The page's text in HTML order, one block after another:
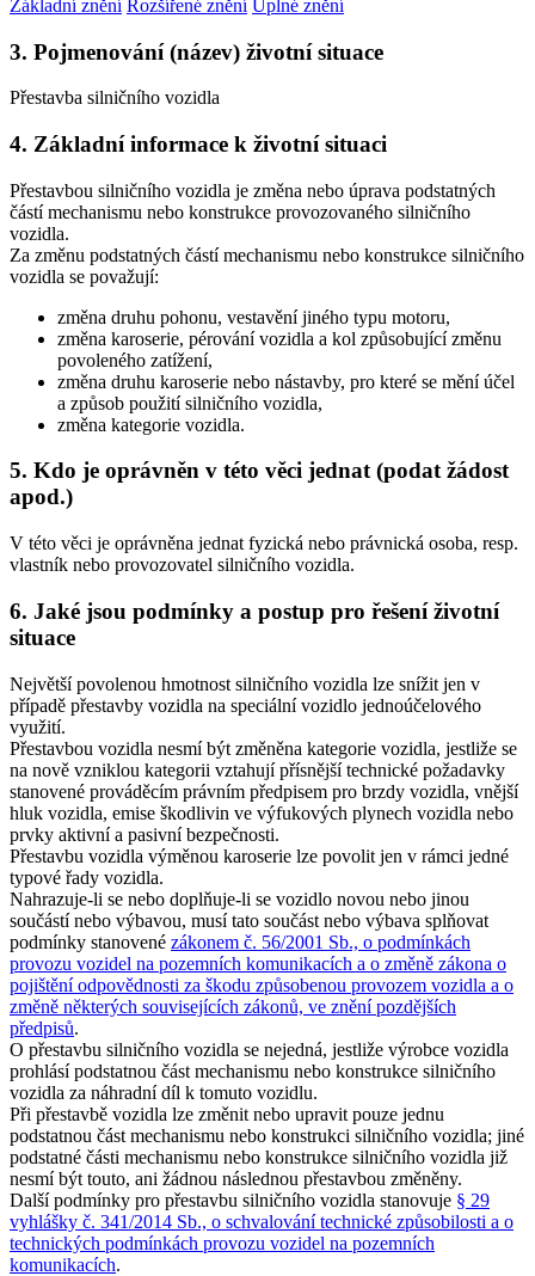
Základní znění Rozšířené znění Úplné znění
3. Pojmenování (název) životní situace
Přestavba silničního vozidla
4. Základní informace k životní situaci
Přestavbou silničního vozidla je změna nebo úprava podstatných
částí mechanismu nebo konstrukce provozovaného silničního
vozidla.
Za změnu podstatných částí mechanismu nebo konstrukce silničního
vozidla se považují:
změna druhu pohonu, vestavění jiného typu motoru,
změna karoserie, pérování vozidla a kol způsobující změnu
povoleného zatížení,
změna druhu karoserie nebo nástavby, pro které se mění účel
a způsob použití silničního vozidla,
změna kategorie vozidla.
5. Kdo je oprávněn v této věci jednat (podat žádost
apod.)
V této věci je oprávněna jednat fyzická nebo právnická osoba, resp.
vlastník nebo provozovatel silničního vozidla.
6. Jaké jsou podmínky a postup pro řešení životní
situace
Největší povolenou hmotnost silničního vozidla lze snížit jen v
případě přestavby vozidla na speciální vozidlo jednoúčelového
využití.
Přestavbou vozidla nesmí být změněna kategorie vozidla, jestliže se
na nově vzniklou kategorii vztahují přísnější technické požadavky
stanovené prováděcím právním předpisem pro brzdy vozidla, vnější
hluk vozidla, emise škodlivin ve výfukových plynech vozidla nebo
prvky aktivní a pasivní bezpečnosti.
Přestavbu vozidla výměnou karoserie lze povolit jen v rámci jedné
typové řady vozidla.
Nahrazuje-li se nebo doplňuje-li se vozidlo novou nebo jinou
součástí nebo výbavou, musí tato součást nebo výbava splňovat
podmínky stanovené zákonem č. 56/2001 Sb., o podmínkách
provozu vozidel na pozemních komunikacích a o změně zákona o
pojištění odpovědnosti za škodu způsobenou provozem vozidla a o
změně některých souvisejících zákonů, ve znění pozdějších
předpisů.
O přestavbu silničního vozidla se nejedná, jestliže výrobce vozidla
prohlásí podstatnou část mechanismu nebo konstrukce silničního
vozidla za náhradní díl k tomuto vozidlu.
Při přestavbě vozidla lze změnit nebo upravit pouze jednu
podstatnou část mechanismu nebo konstrukci silničního vozidla; jiné
podstatné části mechanismu nebo konstrukce silničního vozidla již
nesmí být touto, ani žádnou následnou přestavbou změněny.
Další podmínky pro přestavbu silničního vozidla stanovuje § 29
vyhlášky č. 341/2014 Sb., o schvalování technické způsobilosti a o
technických podmínkách provozu vozidel na pozemních
komunikacích.